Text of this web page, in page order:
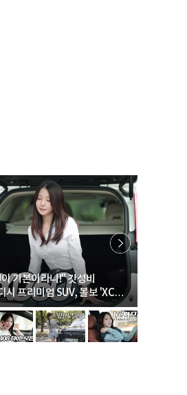
기본이라니!" 갓성비
시 프리미엄 SUV, 볼보 'XC60